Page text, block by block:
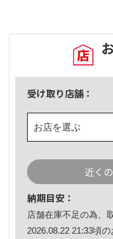
受け取り店舗：
お店を選ぶ
近く
納期目安：
店舗在庫不足の為、
2026.08.22 21:33頃の